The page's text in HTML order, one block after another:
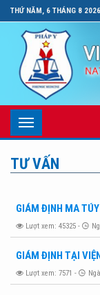
THỨ NĂM, 6 THÁNG 8
Toggle
navigation
TƯ VẤN
GIÁM ĐỊNH MA
Lượt xem: 45325 -
GIÁM ĐỊNH TẠI
Lượt xem: 7571 -